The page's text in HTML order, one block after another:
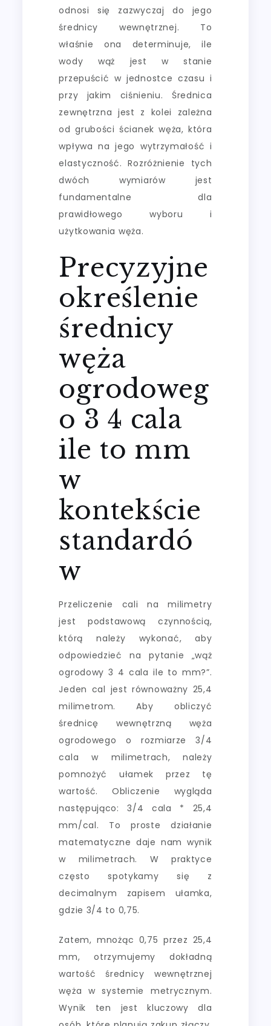
odnosi się zazwyczaj do jego
średnicy wewnętrznej. To
właśnie ona determinuje, ile
wody wąż jest w stanie
przepuścić w jednostce czasu i
przy jakim ciśnieniu. Średnica
zewnętrzna jest z kolei zależna
od grubości ścianek węża, która
wpływa na jego wytrzymałość i
elastyczność. Rozróżnienie tych
dwóch wymiarów jest
fundamentalne dla
prawidłowego wyboru i
użytkowania węża.
Precyzyjne
określenie
średnicy
węża
ogrodoweg
o 3 4 cala
ile to mm
w
kontekście
standardó
w
Przeliczenie cali na milimetry
jest podstawową czynnością,
którą należy wykonać, aby
odpowiedzieć na pytanie „wąż
ogrodowy 3 4 cala ile to mm?”.
Jeden cal jest równoważny 25,4
milimetrom. Aby obliczyć
średnicę wewnętrzną węża
ogrodowego o rozmiarze 3/4
cala w milimetrach, należy
pomnożyć ułamek przez tę
wartość. Obliczenie wygląda
następująco: 3/4 cala * 25,4
mm/cal. To proste działanie
matematyczne daje nam wynik
w milimetrach. W praktyce
często spotykamy się z
decimalnym zapisem ułamka,
gdzie 3/4 to 0,75.
Zatem, mnożąc 0,75 przez 25,4
mm, otrzymujemy dokładną
wartość średnicy wewnętrznej
węża w systemie metrycznym.
Wynik ten jest kluczowy dla